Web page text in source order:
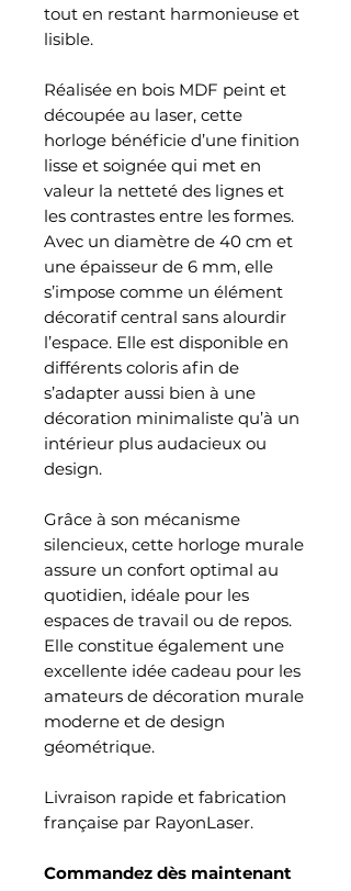
tout en restant harmonieuse et
lisible.
Réalisée en bois MDF peint et
découpée au laser, cette
horloge bénéficie d’une finition
lisse et soignée qui met en
valeur la netteté des lignes et
les contrastes entre les formes.
Avec un diamètre de 40 cm et
une épaisseur de 6 mm, elle
s’impose comme un élément
décoratif central sans alourdir
l’espace. Elle est disponible en
différents coloris afin de
s’adapter aussi bien à une
décoration minimaliste qu’à un
intérieur plus audacieux ou
design.
Grâce à son mécanisme
silencieux, cette horloge murale
assure un confort optimal au
quotidien, idéale pour les
espaces de travail ou de repos.
Elle constitue également une
excellente idée cadeau pour les
amateurs de décoration murale
moderne et de design
géométrique.
Livraison rapide et fabrication
française par RayonLaser.
Commandez dès maintenant